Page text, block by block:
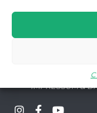
IMPRESSUM &